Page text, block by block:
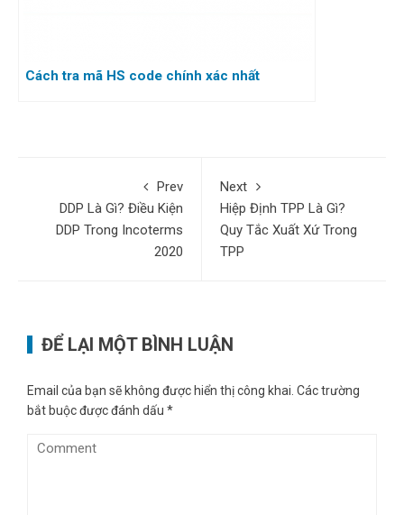
Cách tra mã HS code chính xác nhất
Prev
DDP Là Gì? Điều Kiện
DDP Trong Incoterms
2020
Next
Hiệp Định TPP Là Gì?
Quy Tắc Xuất Xứ Trong
TPP
ĐỂ LẠI MỘT BÌNH LUẬN
Email của bạn sẽ không được hiển thị công khai. Các trường
bắt buộc được đánh dấu *